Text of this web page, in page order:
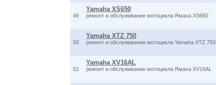
49
Yamaha XS650
ремонт и обслуживание мотоцикла Ямаха XS650
50
Yamaha XTZ 750
ремонт и обслуживание мотоцикла Yamaha XTZ 750
51
Yamaha XV16AL
ремонт и обслуживание мотоцикла Ямаха XV16AL